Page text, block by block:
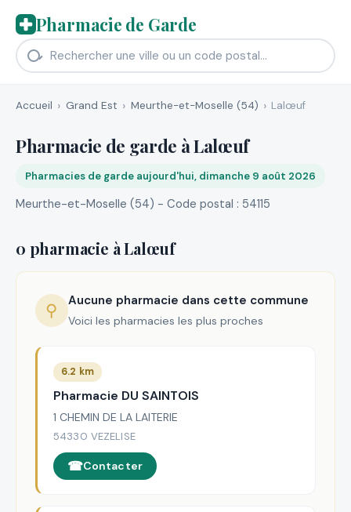
Pharmacie de Garde
Accueil Grand Est Meurthe-et-Moselle (54) Lalœuf
Pharmacie de garde à Lalœuf
Pharmacies de garde aujourd'hui, dimanche 9 août 2026
Meurthe-et-Moselle (54) - Code postal : 54115
0 pharmacie à Lalœuf
⚲ Aucune pharmacie dans cette commune
Voici les pharmacies les plus proches
6.2 km
Pharmacie DU SAINTOIS
1 CHEMIN DE LA LAITERIE
54330 VEZELISE
Contacter